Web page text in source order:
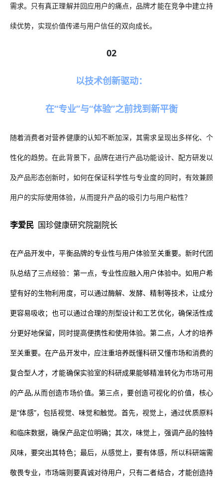
需求。只有真正理解并回应用户的痛点，品牌才能在竞争中建立持
续优势，实现价值传递与用户信任的双向成长。
02
以技术创新驱动：
在“专业”与“体验”之前找到新平衡
随着消费者对营养健康的认知不断加深，其需求呈现出多样化、个
性化的趋势。在此背景下，品牌在进行产品功能设计、配方研发以
及产品形态创新时，如何在保证科学性与专业度的同时，有效兼顾
用户的实际使用体验，从而提升产品的吸引力与用户粘性？
李爱民 国珍健康研究院副院长
在产品开发中，平衡品牌的专业性与用户体验至关重要。新时代团
队总结了三点经验：第一点，专业性应融入用户体验中。如用户希
望有好的生物利用度，可以通过酶解、发酵、精制等技术，让成分
更容易吸收；也可以通过合理的剂型设计和工艺优化，确保活性成
分更好地保留，同时提高便携性和使用体验。第二点，人才的培养
至关重要。在产品开发中，应注重培养既懂科研又懂市场和消费的
复合型人才，才能确保实验室的科研成果能够精准转化为市场可用
的产品,从而创造市场价值。第三点，要创造可视化的价值，核心
是“体感”，包括视觉、味觉和触觉。首先，视觉上，通过优质原料
和临床数据，确保产品定位明确；其次，味觉上，强调产品的独特
风味，要突出其特色；最后，从感觉上，要有体感，所以科研端需
敬畏专业，市场端则要真诚对待用户，只有二者结合，才能创造持